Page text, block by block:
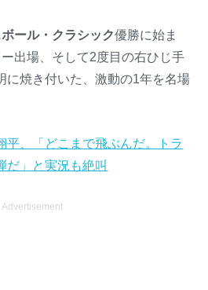
ール・クラシック優勝に始ま
出場、そして2度目の右ひじ手
に焼き付いた、激動の1年を名場
、「どこまで飛ぶんだ。トラ
だ」と実況も絶叫
Advertisement